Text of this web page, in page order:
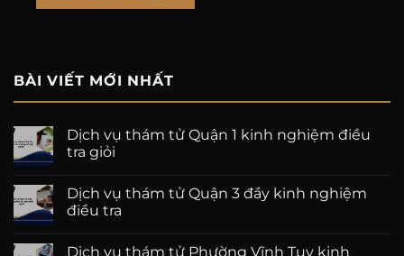
BÀI VIẾT MỚI NHẤT
Dịch vụ thám tử Quận 1 kinh nghiệm điều
tra giỏi
Dịch vụ thám tử Quận 3 đầy kinh nghiệm
điều tra
Dịch vụ thám tử Phường Vĩnh Tuy kinh